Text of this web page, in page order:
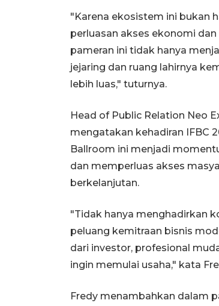
"Karena ekosistem ini bukan
perluasan akses ekonomi
pameran ini tidak hanya
jejaring dan ruang lahirnya
lebih luas," tuturnya.
Head of Public Relation Neo
mengatakan kehadiran IFBC
Ballroom ini menjadi
dan memperluas akses
berkelanjutan.
"Tidak hanya menghadirkan
peluang kemitraan bisnis
dari investor, profesional
ingin memulai usaha," kata
Fredy menambahkan dalam